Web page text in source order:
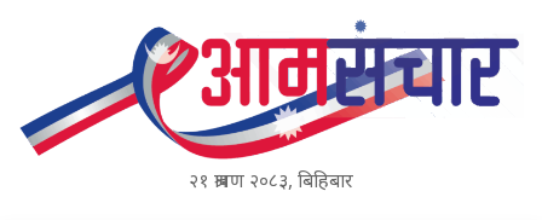
२१ श्रावण २०८३, बिहिबार